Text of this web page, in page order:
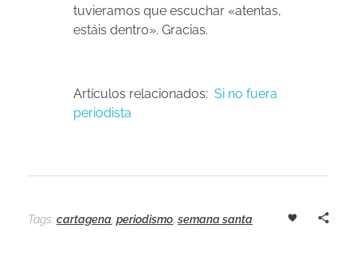
tuvieramos que escuchar «atentas,
estáis dentro». Gracias.
Artículos relacionados: Si no fuera
periodista
Tags: cartagena periodismo semana santa